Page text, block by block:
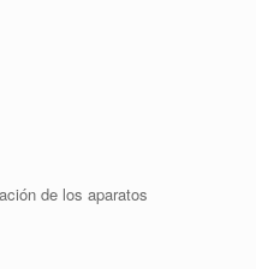
de los aparatos